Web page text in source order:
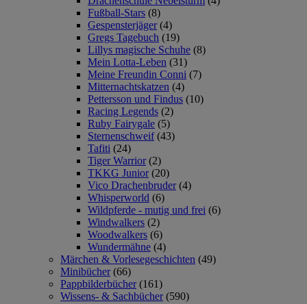
Fußball-Stars (8)
Gespensterjäger (4)
Gregs Tagebuch (19)
Lillys magische Schuhe (8)
Mein Lotta-Leben (31)
Meine Freundin Conni (7)
Mitternachtskatzen (4)
Pettersson und Findus (10)
Racing Legends (2)
Ruby Fairygale (5)
Sternenschweif (43)
Tafiti (24)
Tiger Warrior (2)
TKKG Junior (20)
Vico Drachenbruder (4)
Whisperworld (6)
Wildpferde - mutig und frei (6)
Windwalkers (2)
Woodwalkers (6)
Wundermähne (4)
Märchen & Vorlesegeschichten (49)
Minibücher (66)
Pappbilderbücher (161)
Wissens- & Sachbücher (590)